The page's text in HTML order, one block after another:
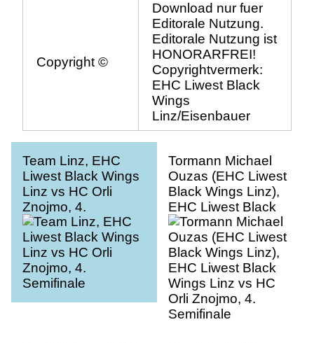
Copyright ©
Download nur fuer
Editorale Nutzung.
Editorale Nutzung ist
HONORARFREI!
Copyrightvermerk:
EHC Liwest Black
Wings
Linz/Eisenbauer
Team Linz, EHC
Liwest Black Wings
Linz vs HC Orli
Znojmo, 4.
Semifinale
Tormann Michael
Ouzas (EHC Liwest
Black Wings Linz),
EHC Liwest Black
Wings Linz vs HC
Orli Znojmo, 4.
Semifinale